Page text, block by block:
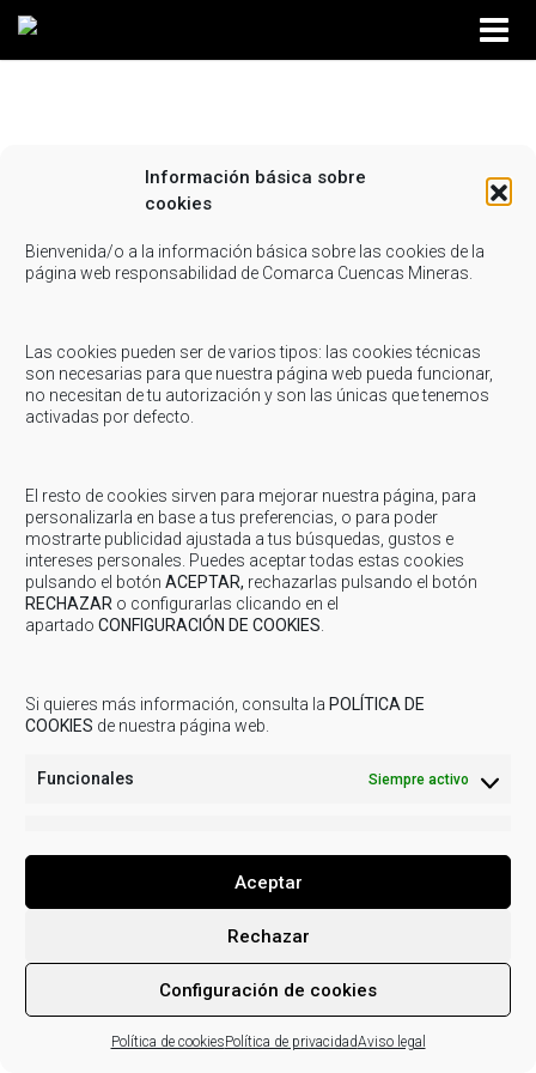
Información básica sobre
cookies
Bienvenida/o a la información básica sobre las cookies de la
página web responsabilidad de Comarca Cuencas Mineras.
Las cookies pueden ser de varios tipos: las cookies técnicas
son necesarias para que nuestra página web pueda funcionar,
no necesitan de tu autorización y son las únicas que tenemos
activadas por defecto.
El resto de cookies sirven para mejorar nuestra página, para
personalizarla en base a tus preferencias, o para poder
mostrarte publicidad ajustada a tus búsquedas, gustos e
intereses personales. Puedes aceptar todas estas cookies
pulsando el botón ACEPTAR, rechazarlas pulsando el botón
RECHAZAR o configurarlas clicando en el
apartado CONFIGURACIÓN DE COOKIES.
Si quieres más información, consulta la POLÍTICA DE
COOKIES de nuestra página web.
Funcionales Siempre activo
Aceptar
Rechazar
Configuración de cookies
Política de cookiesPolítica de privacidadAviso legal
rutina ejercicios 20 minutos
Política de Privacidad
cookies
Actividades de tratamiento